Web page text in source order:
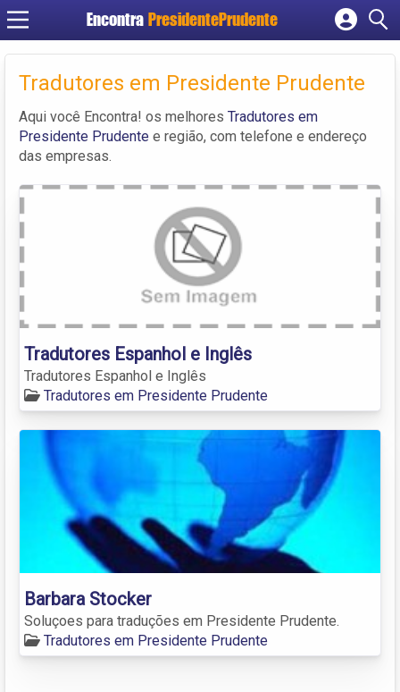
Encontra PresidentePrudente
Cadastrar empresa
Criar conta
Tradutores em Presidente Prudente
Aqui você Encontra! os melhores Tradutores em
Presidente Prudente e região, com telefone e endereço
das empresas.
Tradutores Espanhol e Inglês
Tradutores Espanhol e Inglês
Tradutores em Presidente Prudente
Barbara Stocker
Soluçoes para traduções em Presidente Prudente.
Tradutores em Presidente Prudente